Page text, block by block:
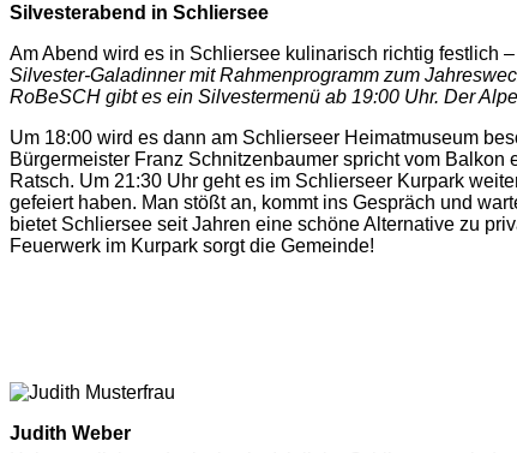
Silvesterabend in Schliersee
Am Abend wird es in Schliersee kulinarisch richtig festlich
Silvester-Galadinner mit Rahmenprogramm zum
RoBeSCH gibt es ein Silvestermenü ab 19:00 Uhr. Der
Um 18:00 wird es dann am Schlierseer Heimatmuseum
Bürgermeister Franz Schnitzenbaumer spricht vom
Ratsch. Um 21:30 Uhr geht es im Schlierseer Kurpark
gefeiert haben. Man stößt an, kommt ins Gespräch und
bietet Schliersee seit Jahren eine schöne Alternative zu
Feuerwerk im Kurpark sorgt die Gemeinde!
Judith Weber